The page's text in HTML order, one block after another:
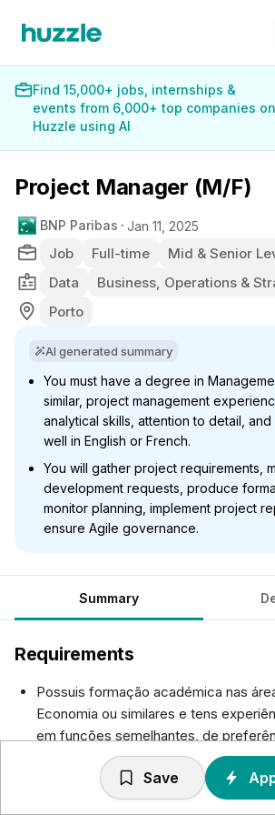
Find 15,000+ jobs, internships &
events from 6,000+ top companies on
Huzzle using AI
Project Manager (M/F)
BNP Paribas Jan 11, 2025
Job Full-time
Mid & Senior
Data
Business, Operations &
Porto
AI generated summary
You must have a degree in
similar, project management
analytical skills, attention to detail, and
well in English or French.
You will gather project requirements,
development requests, produce
monitor planning, implement project
ensure Agile governance.
Summary
Requirements
Possuis formação académica nas
Economia ou similares e tens
em funções semelhantes, de
de projetos Data, bem como
metodologias de gestão de projetos.
És uma pessoa com clara capacidade
Save